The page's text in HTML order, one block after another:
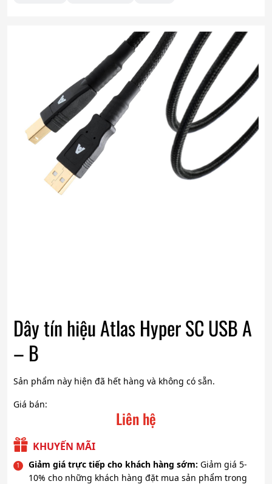
Dây tín hiệu Atlas Hyper SC USB A
– B
Sản phẩm này hiện đã hết hàng và không có sẵn.
Giá bán:
Liên hệ
KHUYẾN MÃI
Giảm giá trực tiếp cho khách hàng sớm: Giảm giá 5-
10% cho những khách hàng đặt mua sản phẩm trong